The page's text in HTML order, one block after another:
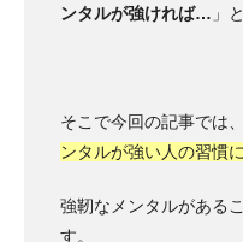
ンタルが強ければ… 」
そこで今回の記事では、
ンタルが強い人の習慣
強靭なメンタルがある
す。